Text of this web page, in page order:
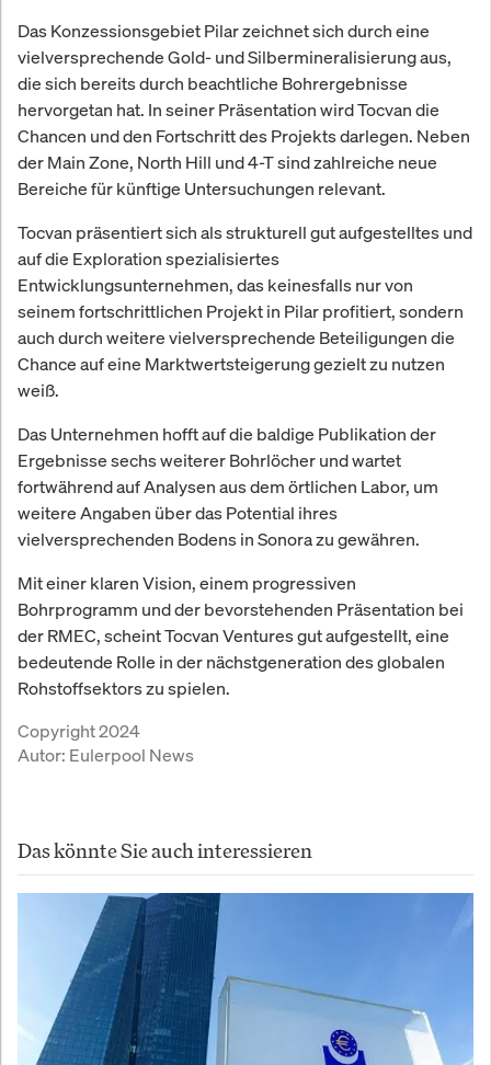
Das Konzessionsgebiet Pilar zeichnet sich durch eine
vielversprechende Gold- und Silbermineralisierung aus,
die sich bereits durch beachtliche Bohrergebnisse
hervorgetan hat. In seiner Präsentation wird Tocvan die
Chancen und den Fortschritt des Projekts darlegen. Neben
der Main Zone, North Hill und 4-T sind zahlreiche neue
Bereiche für künftige Untersuchungen relevant.
Tocvan präsentiert sich als strukturell gut aufgestelltes und
auf die Exploration spezialisiertes
Entwicklungsunternehmen, das keinesfalls nur von
seinem fortschrittlichen Projekt in Pilar profitiert, sondern
auch durch weitere vielversprechende Beteiligungen die
Chance auf eine Marktwertsteigerung gezielt zu nutzen
weiß.
Das Unternehmen hofft auf die baldige Publikation der
Ergebnisse sechs weiterer Bohrlöcher und wartet
fortwährend auf Analysen aus dem örtlichen Labor, um
weitere Angaben über das Potential ihres
vielversprechenden Bodens in Sonora zu gewähren.
Mit einer klaren Vision, einem progressiven
Bohrprogramm und der bevorstehenden Präsentation bei
der RMEC, scheint Tocvan Ventures gut aufgestellt, eine
bedeutende Rolle in der nächstgeneration des globalen
Rohstoffsektors zu spielen.
Copyright 2024
Autor: Eulerpool News
Das könnte Sie auch interessieren